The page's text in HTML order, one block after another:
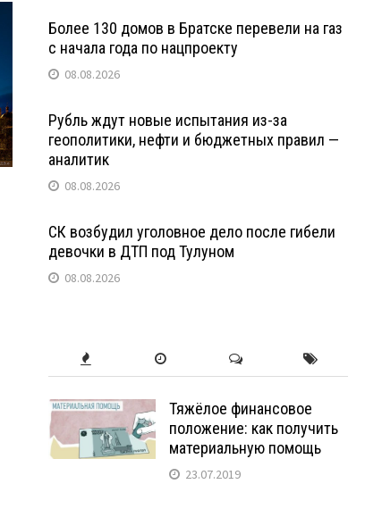
Более 130 домов в Братске перевели на газ
с начала года по нацпроекту
08.08.2026
Рубль ждут новые испытания из-за
геополитики, нефти и бюджетных правил —
аналитик
08.08.2026
СК возбудил уголовное дело после гибели
девочки в ДТП под Тулуном
08.08.2026
Тяжёлое финансовое
положение: как получить
материальную помощь
23.07.2019